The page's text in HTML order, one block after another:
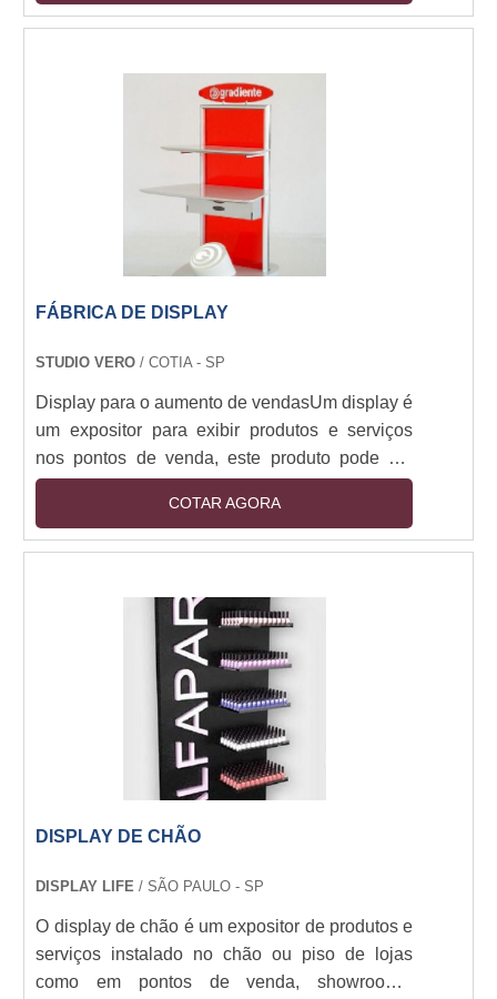
produtos nos pontos de venda.Escolhendo o
expositores já prontos para serem utilizados no
ponto de venda, é o processo de produção que
ocorre na fábrica de display e expositores. A....
FÁBRICA DE DISPLAY
STUDIO VERO / COTIA - SP
Display para o aumento de vendasUm display é
um expositor para exibir produtos e serviços
nos pontos de venda, este produto pode ser
elaborados em diversos materiais, formatos e
tamanhos, e independente do tipo de display é
garantido o destaque para os pontos de venda,
estabelecimento.Principais tipos de displaysÉ
importante escolher o display que se adapte
com seu espaço, uma boa fábrica de display
COTAR AGORA
DISPLAY DE CHÃO
DISPLAY LIFE / SÃO PAULO - SP
O display de chão é um expositor de produtos e
serviços instalado no chão ou piso de lojas
como em pontos de venda, showrooms,